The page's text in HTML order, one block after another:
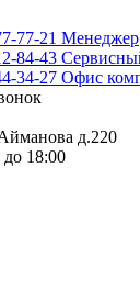
77-21 Менеджер
84-43
34-27 Офис
д.220
18:00